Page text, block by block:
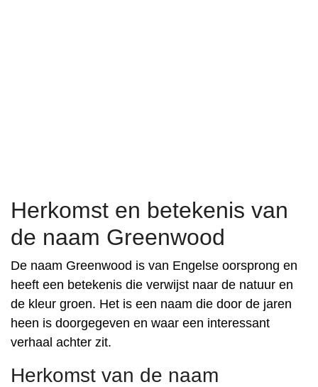
Herkomst en betekenis van
de naam Greenwood
De naam Greenwood is van Engelse oorsprong en
heeft een betekenis die verwijst naar de natuur en
de kleur groen. Het is een naam die door de jaren
heen is doorgegeven en waar een interessant
verhaal achter zit.
Herkomst van de naam